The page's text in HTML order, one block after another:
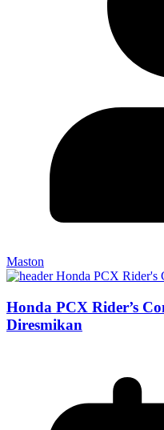
Maston
Honda PCX Rider’s
Diresmikan